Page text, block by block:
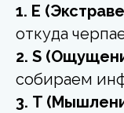
1. E
откуда
2. S
собираем
3. T